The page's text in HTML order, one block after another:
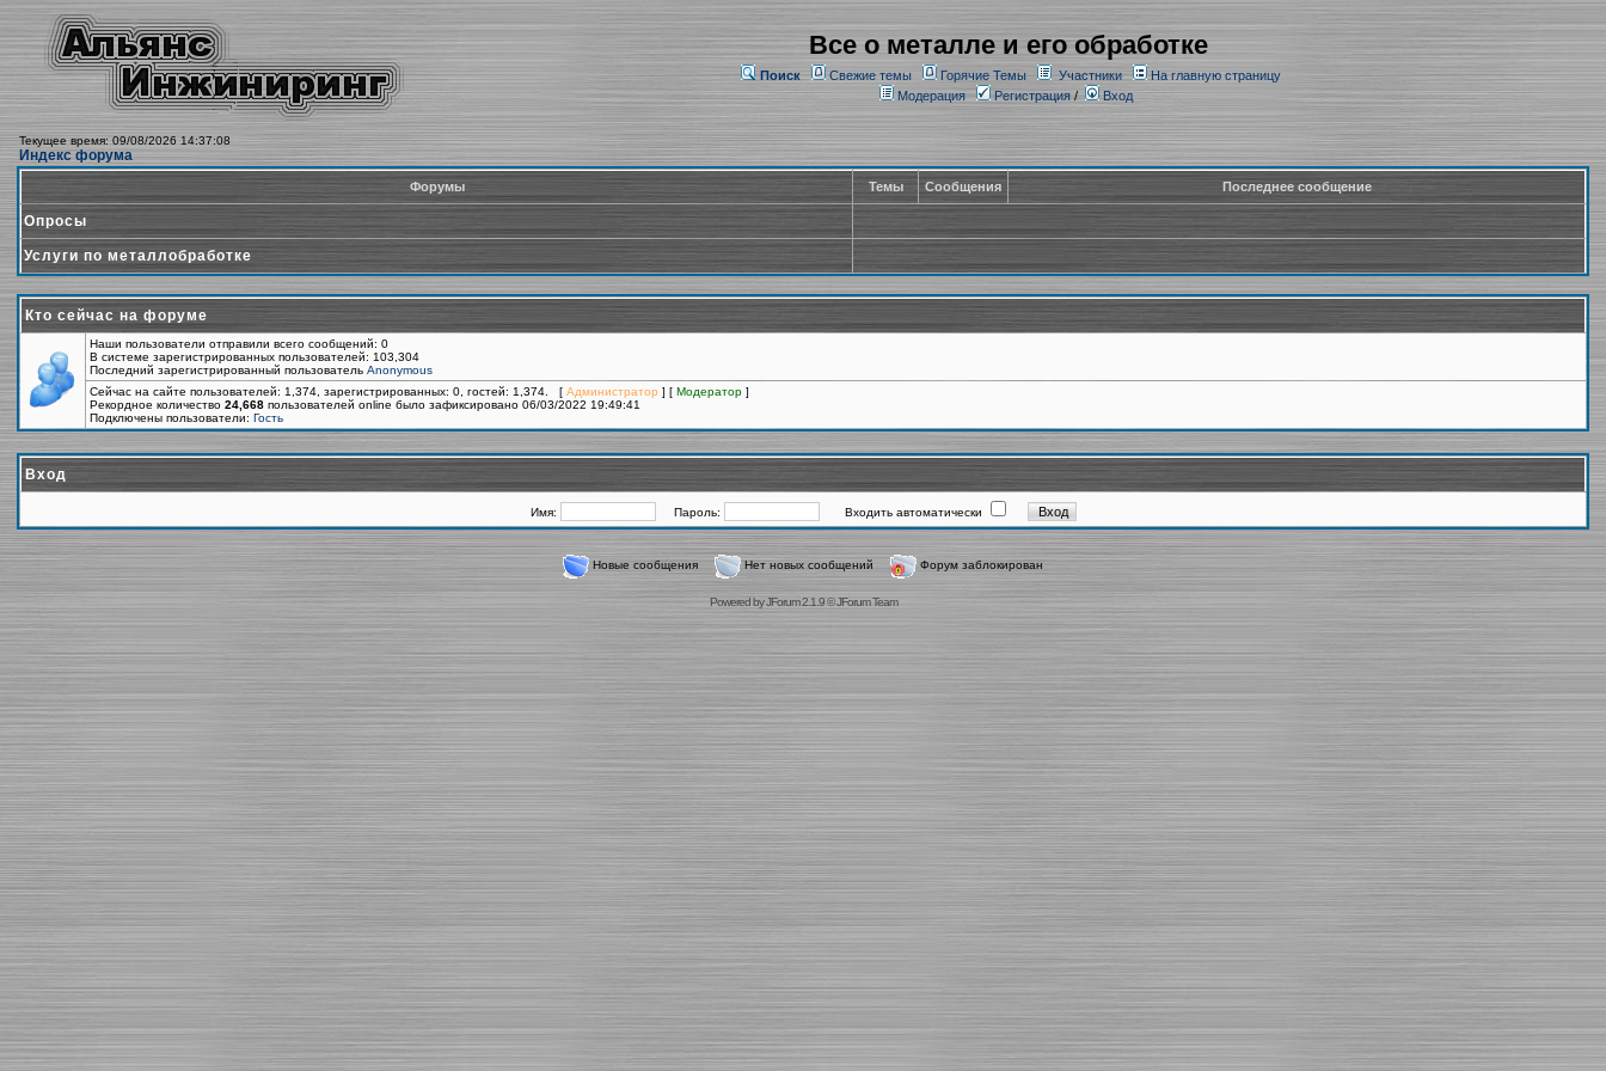
Все о металле и его обработке
Поиск Свежие темы Горячие Темы Участники
На главную страницу
Модерация
Регистрация/ Вход
Текущее время: 09/08/2026 14:37:08
Индекс форума
Форумы Темы Сообщения Последнее сообщение
Опросы
Услуги по металлобработке
Кто сейчас на форуме
Наши пользователи отправили всего сообщений: 0
В системе зарегистрированных пользователей: 103,304
Последний зарегистрированный пользователь Anonymous
Сейчас на сайте пользователей: 1,374, зарегистрированных: 0, гостей: 1,374. [ Администратор ] [ Модератор ]
Рекордное количество 24,668 пользователей online было зафиксировано 06/03/2022 19:49:41
Подключены пользователи: Гость
Вход
Имя: Пароль: Входить автоматически
Новые сообщения Нет новых сообщений Форум заблокирован
Powered byJForum 2.1.9©JForum Team